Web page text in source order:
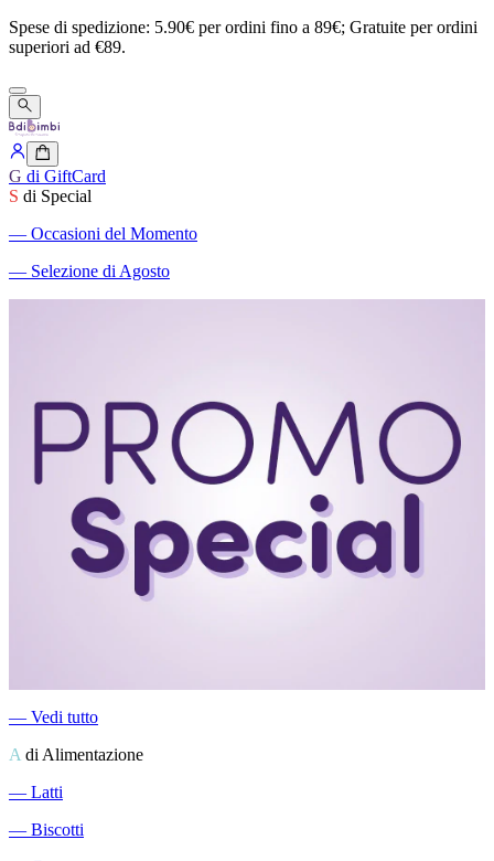
Spese di spedizione: 5.90€ perordini fino a 89€; Gratuite perordini
superiori ad €89.
G di GiftCard
S di Special
― Occasioni del Momento
― Selezione di Agosto
― Vedi tutto
A di Alimentazione
― Latti
― Biscotti